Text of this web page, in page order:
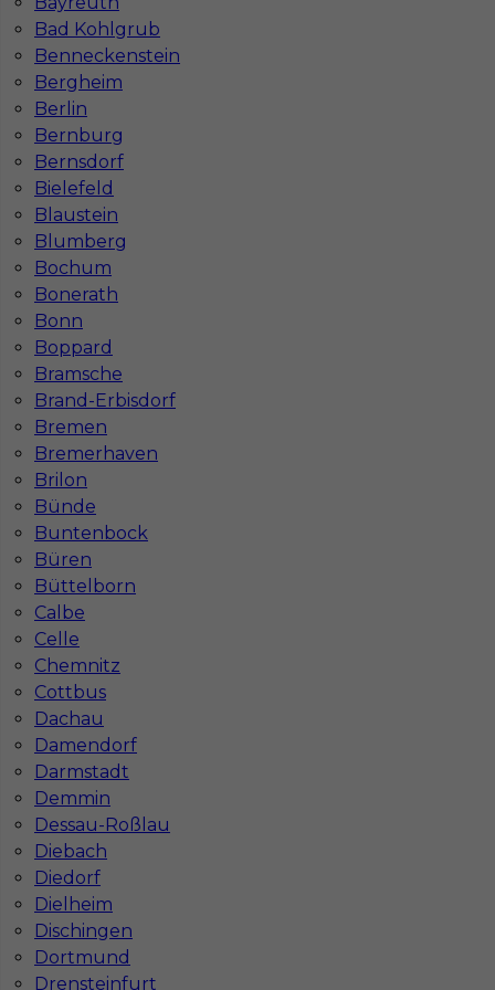
Bad Kohlgrub
Benneckenstein
Bergheim
Berlin
Bernburg
Bernsdorf
Bielefeld
Blaustein
Blumberg
Bochum
Bonerath
Bonn
Boppard
Bramsche
Brand-Erbisdorf
Bremen
Bremerhaven
Brilon
Bünde
Buntenbock
Büren
Büttelborn
Calbe
Celle
Chemnitz
Cottbus
Dachau
Damendorf
Darmstadt
Demmin
Dessau-Roßlau
Diebach
Diedorf
Dielheim
Dischingen
Dortmund
Drensteinfurt
Katowicach
Lublinie
Częstochowie
Najpopularniejsze miejscowości w Niemczech
Praca Augsburg
Praca Hamburg
Praca Berlin
Praca Hannover
Praca Dortmund
Praca Magdeburg
InServ © 2014 – 2026 | Wszelkie prawa zastrzeżone
Witryna korzysta z ciasteczek